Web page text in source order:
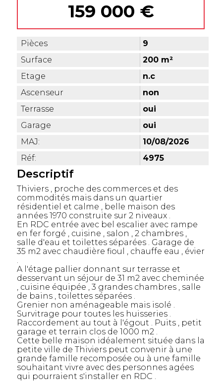
159 000 €
Pièces
9
Surface
200 m²
Etage
n.c
Ascenseur
non
Terrasse
oui
Garage
oui
MAJ:
10/08/2026
Réf:
4975
Descriptif
Thiviers , proche des commerces et des
commodités mais dans un quartier
résidentiel et calme , belle maison des
années 1970 construite sur 2 niveaux .
En RDC entrée avec bel escalier avec rampe
en fer forgé , cuisine , salon , 2 chambres ,
salle d'eau et toilettes séparées . Garage de
35 m2 avec chaudière fioul , chauffe eau , évier
.
A l'étage pallier donnant sur terrasse et
desservant un séjour de 31 m2 avec cheminée
, cuisine équipée , 3 grandes chambres , salle
de bains , toilettes séparées .
Grenier non aménageable mais isolé .
Survitrage pour toutes les huisseries .
Raccordement au tout à l'égout . Puits , petit
garage et terrain clos de 1000 m2 .
Cette belle maison idéalement située dans la
petite ville de Thiviers peut convenir à une
grande famille recomposée ou à une famille
souhaitant vivre avec des personnes agées
qui pourraient s'installer en RDC .